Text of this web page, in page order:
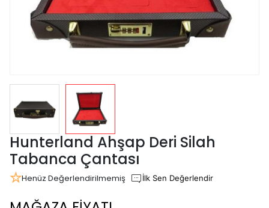
Hunterland Ahşap Deri Silah
Tabanca Çantası
Henüz Değerlendirilmemiş İlk Sen Değerlendir